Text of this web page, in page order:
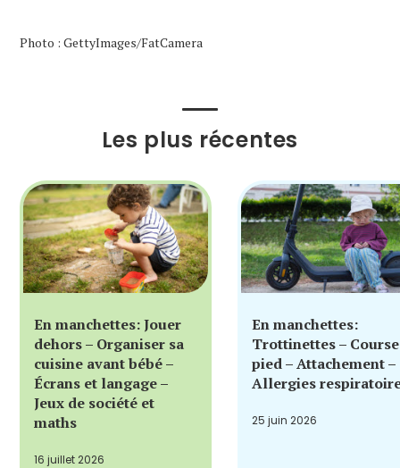
Photo : GettyImages/FatCamera
Les plus récentes
En manchettes: Jouer
dehors – Organiser sa
cuisine avant bébé –
Écrans et langage –
Jeux de société et
maths
16 juillet 2026
En manchettes:
Trottinettes –
pied – Attachement –
Allergies
25 juin 2026